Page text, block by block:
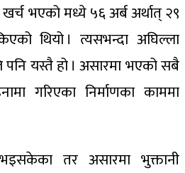
भएको मध्ये ५६ अर्ब अर्थात् २९
थियो । त्यसभन्दा अघिल्ला
पनि यस्तै हो । असारमा भएको सबै
गरिएका निर्माणका काममा
तर असारमा भुक्तानी